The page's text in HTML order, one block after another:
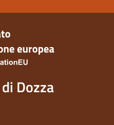
Dozza